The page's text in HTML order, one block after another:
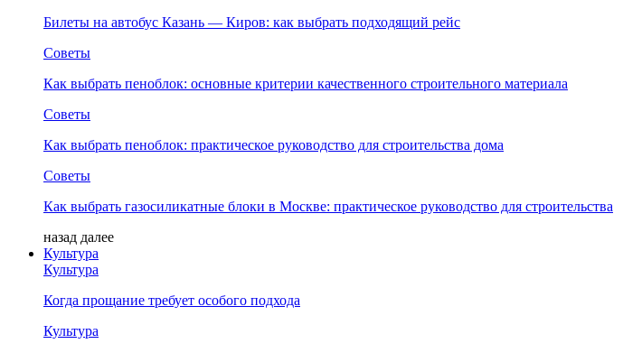
Билеты на автобус Казань — Киров: как выбрать подходящий рейс
Советы
Как выбрать пеноблок: основные критерии качественного строительного материала
Советы
Как выбрать пеноблок: практическое руководство для строительства дома
Советы
Как выбрать газосиликатные блоки в Москве: практическое руководство для строительства
назад далее
Культура
Культура
Когда прощание требует особого подхода
Культура